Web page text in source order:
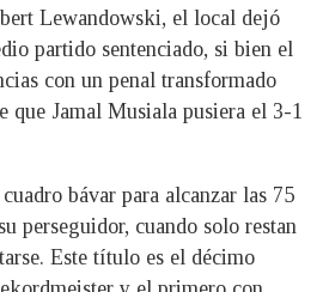
Lewandowski, el local dejó
partido sentenciado, si bien el
con un penal transformado
que Jamal Musiala pusiera el 3-1
bávar para alcanzar las 75
perseguidor, cuando solo restan
Este título es el décimo